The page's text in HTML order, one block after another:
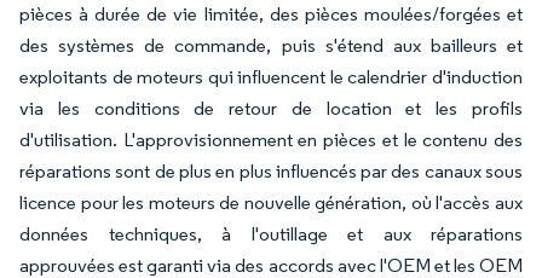
pièces à durée de vie limitée, des pièces moulées/forgées et
des systèmes de commande, puis s'étend aux bailleurs et
exploitants de moteurs qui influencent le calendrier d'induction
via les conditions de retour de location et les profils
d'utilisation. L'approvisionnement en pièces et le contenu des
réparations sont de plus en plus influencés par des canaux sous
licence pour les moteurs de nouvelle génération, où l'accès aux
données techniques, à l'outillage et aux réparations
approuvées est garanti via des accords avec l'OEM et les OEM